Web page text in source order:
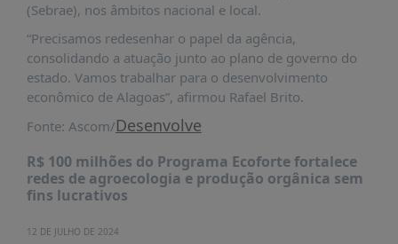
ESTUDOS
NOTÍCIAS
PRÊMIO
ABDE-
ABDE
DE
JORNALISMO
SABER
(Sebrae), nos âmbitos nacional e local.
“Precisamos redesenhar o papel da agência,
consolidando a atuação junto ao plano de governo do
estado. Vamos trabalhar para o desenvolvimento
econômico de Alagoas”, afirmou Rafael Brito.
Fonte: Ascom/Desenvolve
R$ 100 milhões do Programa Ecoforte fortalece
redes de agroecologia e produção orgânica sem
fins lucrativos
12 DE JULHO DE 2024